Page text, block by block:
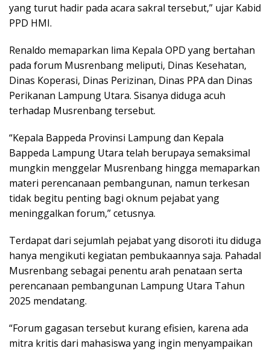
yang turut hadir pada acara sakral tersebut,” ujar Kabid
PPD HMI.
Renaldo memaparkan lima Kepala OPD yang bertahan
pada forum Musrenbang meliputi, Dinas Kesehatan,
Dinas Koperasi, Dinas Perizinan, Dinas PPA dan Dinas
Perikanan Lampung Utara. Sisanya diduga acuh
terhadap Musrenbang tersebut.
“Kepala Bappeda Provinsi Lampung dan Kepala
Bappeda Lampung Utara telah berupaya semaksimal
mungkin menggelar Musrenbang hingga memaparkan
materi perencanaan pembangunan, namun terkesan
tidak begitu penting bagi oknum pejabat yang
meninggalkan forum,” cetusnya.
Terdapat dari sejumlah pejabat yang disoroti itu diduga
hanya mengikuti kegiatan pembukaannya saja. Pahadal
Musrenbang sebagai penentu arah penataan serta
perencanaan pembangunan Lampung Utara Tahun
2025 mendatang.
“Forum gagasan tersebut kurang efisien, karena ada
mitra kritis dari mahasiswa yang ingin menyampaikan